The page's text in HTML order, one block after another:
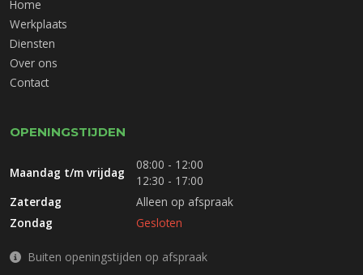
Home
Werkplaats
Diensten
Over ons
Contact
OPENINGSTIJDEN
Maandag t/m vrijdag
08:00 - 12:00
12:30 - 17:00
Zaterdag
Alleen op afspraak
Zondag
Gesloten
Buiten openingstijden op afspraak